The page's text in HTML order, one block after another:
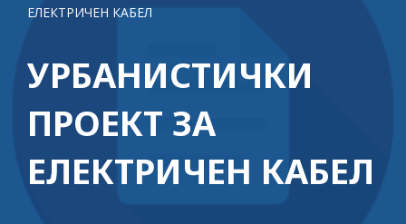
ЕЛЕКТРИЧЕН КАБЕЛ
УРБАНИСТИЧКИ
ПРОЕКТ ЗА
ЕЛЕКТРИЧЕН КАБЕЛ